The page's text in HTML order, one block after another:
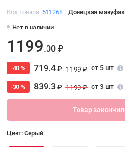
Код товара: 511268 Донецкая
Нет в наличии
1199.00 ₽
-40 % 719.4₽ 1199 ₽ от 5 шт
-30 % 839.3₽ 1199 ₽ от 3 шт
Товар
Цвет: Серый